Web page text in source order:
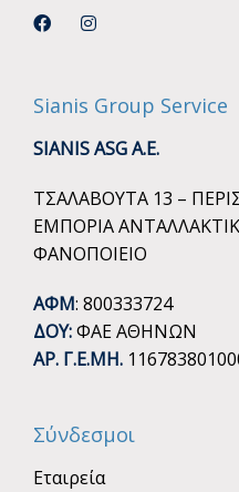
Sianis Group Service
SIANIS ASG A.E.
ΤΣΑΛΑΒΟΥΤΑ 13 –
ΕΜΠΟΡΙΑ
ΦΑΝΟΠΟΙΕΙΟ
ΑΦΜ: 800333724
ΔΟΥ:ΦΑΕ ΑΘΗΝΩΝ
ΑΡ. Γ.Ε.ΜΗ.
Σύνδεσμοι
Εταιρεία